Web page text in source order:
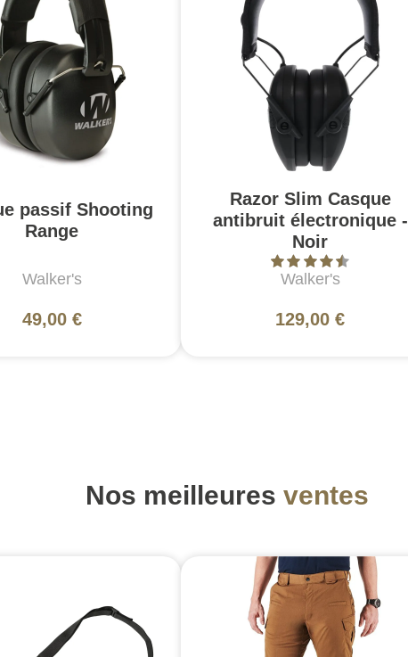
passif Shooting
Range
Walker's
49,00 €
Razor Slim Casque
antibruit électronique -
Noir
Walker's
129,00 €
Nos meilleures ventes